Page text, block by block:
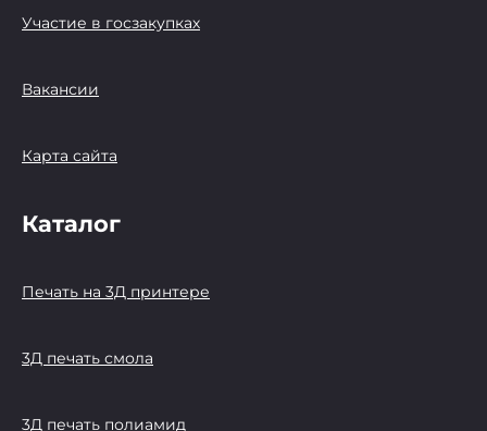
Участие в госзакупках
Вакансии
Карта сайта
Каталог
Печать на 3Д принтере
3Д печать смола
3Д печать полиамид